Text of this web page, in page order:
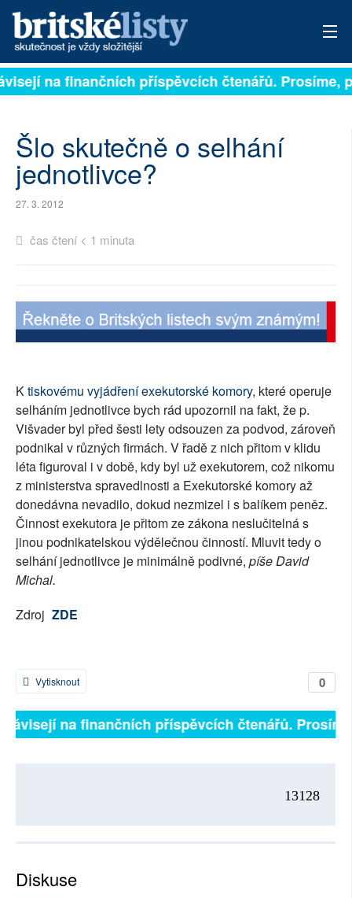
PŘIHLÁSIT
ARCHIV
ROZHOVORY
AUTOŘI
RUBRIKY
PLNÁ VERZE STRÁNEK
na finančních příspěvcích čtenářů. Prosíme,
Šlo skutečně o selhání
jednotlivce?
27. 3. 2012
čas čtení < 1 minuta
Ktiskovému vyjádření exekutorské komory, které operuje
selháním jednotlivce bych rád upozornil na fakt, že p.
Višvader byl před šesti lety odsouzen za podvod, zároveň
podnikal v různých firmách. V řadě z nich přitom v klidu
léta figuroval i v době, kdy byl už exekutorem, což nikomu
z ministerstva spravedlnosti a Exekutorské komory až
donedávna nevadilo, dokud nezmizel i s balíkem peněz.
Činnost exekutora je přitom ze zákona neslučitelná s
jinou podnikatelskou výdělečnou činností. Mluvit tedy o
selhání jednotlivce je minimálně podivné, píše David
Michal.
Zdroj ZDE
0
Vytisknout
na finančních příspěvcích čtenářů.
13128
Diskuse